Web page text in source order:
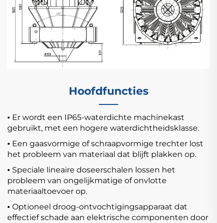
Hoofdfuncties
• Er wordt een IP65-waterdichte machinekast
gebruikt, met een hogere waterdichtheidsklasse.
• Een gaasvormige of schraapvormige trechter lost
het probleem van materiaal dat blijft plakken op.
• Speciale lineaire doseerschalen lossen het
probleem van ongelijkmatige of onvlotte
materiaaltoevoer op.
• Optioneel droog-ontvochtigingsapparaat dat
effectief schade aan elektrische componenten door